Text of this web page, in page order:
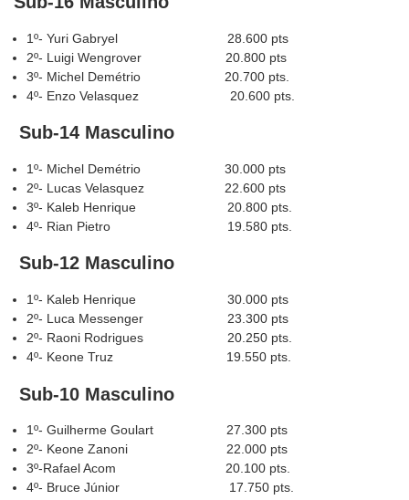
1º- Yuri Gabryel 28.600 pts
2º- Luigi Wengrover 20.800 pts
3º- Michel Demétrio 20.700 pts.
4º- Enzo Velasquez 20.600 pts.
Sub-14 Masculino
1º- Michel Demétrio 30.000 pts
2º- Lucas Velasquez 22.600 pts
3º- Kaleb Henrique 20.800 pts.
4º- Rian Pietro 19.580 pts.
Sub-12 Masculino
1º- Kaleb Henrique 30.000 pts
2º- Luca Messenger 23.300 pts
2º- Raoni Rodrigues 20.250 pts.
4º- Keone Truz 19.550 pts.
Sub-10 Masculino
1º- Guilherme Goulart 27.300 pts
2º- Keone Zanoni 22.000 pts
3º-Rafael Acom 20.100 pts.
4º- Bruce Júnior 17.750 pts.